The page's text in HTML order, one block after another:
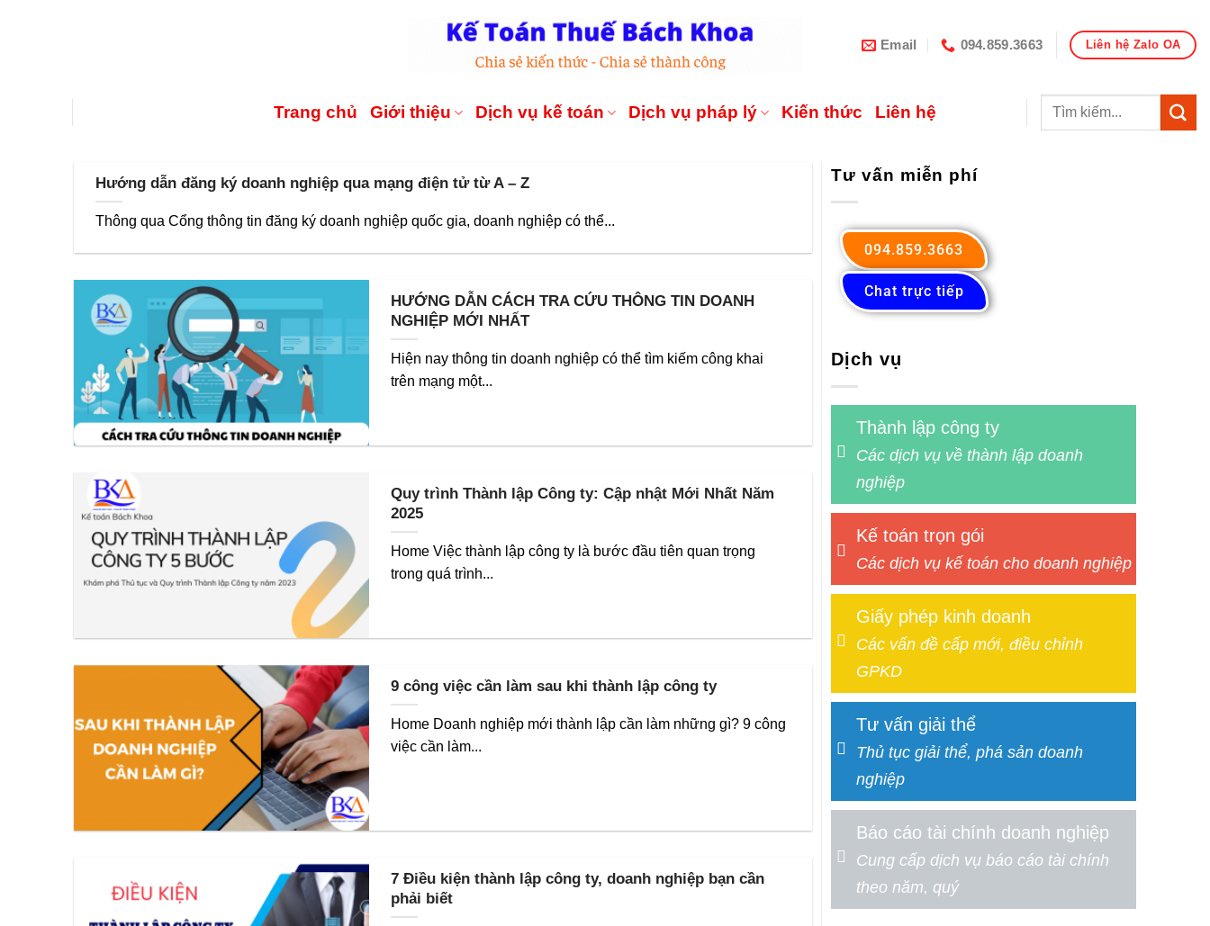
Email 094.859.3663 Liên hệ Zalo OA
Trang chủ Giới thiệu Dịch vụ kế toán Dịch vụ pháp lý Kiến thức Liên hệ
Hướng dẫn đăng ký doanh nghiệp qua mạng điện tử từ A – Z
Thông qua Cổng thông tin đăng ký doanh nghiệp quốc gia, doanh nghiệp có thể...
HƯỚNG DẪN CÁCH TRA CỨU THÔNG TIN DOANH
NGHIỆP MỚI NHẤT
Hiện nay thông tin doanh nghiệp có thể tìm kiếm công khai
trên mạng một...
Quy trình Thành lập Công ty: Cập nhật Mới Nhất Năm
2025
Home Việc thành lập công ty là bước đầu tiên quan trọng
trong quá trình...
9 công việc cần làm sau khi thành lập công ty
Home Doanh nghiệp mới thành lập cần làm những gì? 9 công
việc cần làm...
7 Điều kiện thành lập công ty, doanh nghiệp bạn cần
phải biết
Tư vấn miễn phí
094.859.3663
Chat trực tiếp
Dịch vụ
Thành lập công ty
Các dịch vụ về thành lập doanh
nghiệp
Kế toán trọn gói
Các dịch vụ kế toán cho doanh nghiệp
Giấy phép kinh doanh
Các vấn đề cấp mới, điều chỉnh
GPKD
Tư vấn giải thể
Thủ tục giải thể, phá sản doanh
nghiệp
Báo cáo tài chính doanh nghiệp
Cung cấp dịch vụ báo cáo tài chính
theo năm, quý